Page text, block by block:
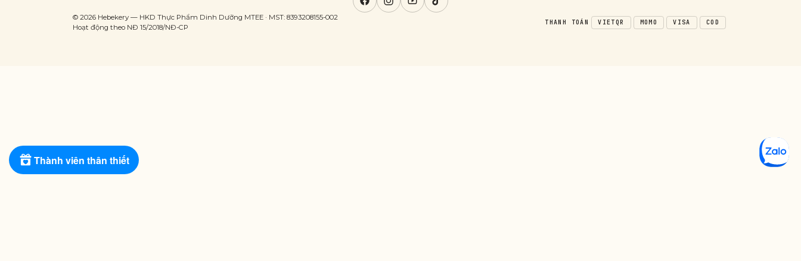
© 2026 Hebekery — HKD Thực Phẩm Dinh Dưỡng MTEE · MST: 8393208155-002
Hoạt động theo NĐ 15/2018/NĐ-CP
THANH TOÁN VIETQR MOMO VISA COD
Thành viên thân thiết